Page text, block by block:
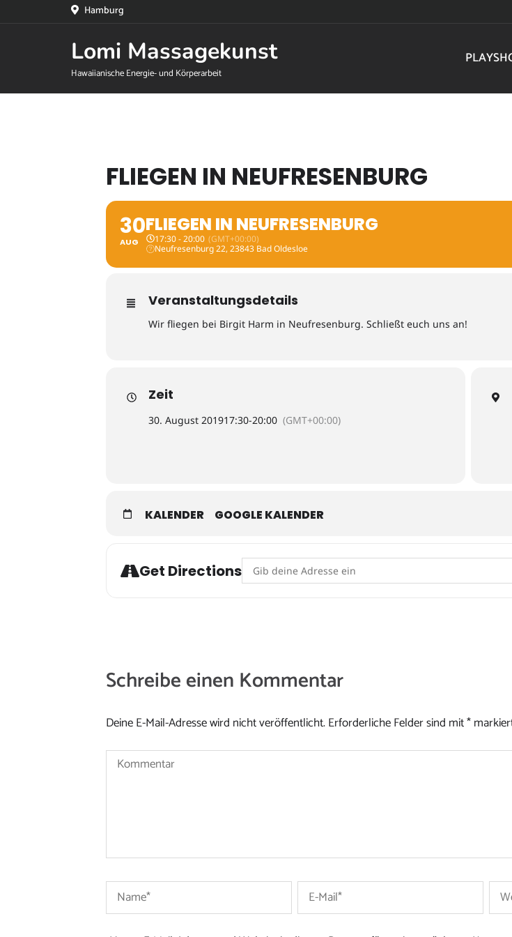
Hamburg
Lomi Massagekunst
Hawaiianische Energie- und Körperarbeit
FLIEGEN IN NEUFRESENBURG
30
AUG
FLIEGEN IN NEUFRESENBURG
17:30 - 20:00 (GMT+00:00)
Neufresenburg 22, 23843 Bad Oldesloe
Veranstaltungsdetails
Wir fliegen bei Birgit Harm in Neufresenburg. Schließt euch uns an!
Zeit
30. August 201917:30-20:00 (GMT+00:00)
KALENDER GOOGLE KALENDER
Get Directions Address - Fliegen in Neufresenburg [9EvbqYcJ0]
Schreibe einen Kommentar
Deine E-Mail-Adresse wird nicht veröffentlicht.Erforderliche Felder sind mit*